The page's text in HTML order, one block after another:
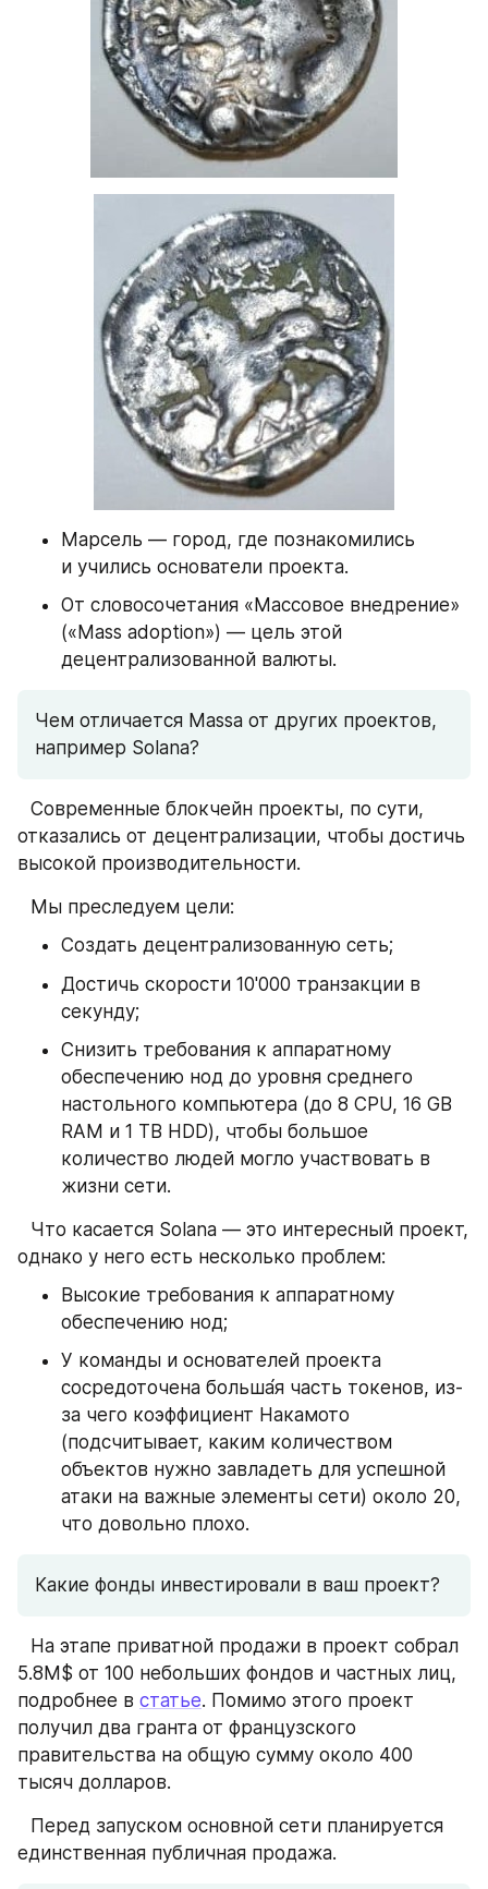
Марсель — город, где познакомились
и учились основатели проекта.
От словосочетания «Массовое внедрение»
(«Mass adoption») — цель этой
децентрализованной валюты.
Чем отличается Massa от других проектов,
например Solana?
⠀Современные блокчейн проекты, по сути,
отказались от децентрализации, чтобы достичь
высокой производительности.
⠀Мы преследуем цели:
Создать децентрализованную сеть;
Достичь скорости 10'000 транзакции в
секунду;
Снизить требования к аппаратному
обеспечению нод до уровня среднего
настольного компьютера (до 8 CPU, 16 GB
RAM и 1 TB HDD), чтобы большое
количество людей могло участвовать в
жизни сети.
⠀Что касается Solana — это интересный проект,
однако у него есть несколько проблем:
Высокие требования к аппаратному
обеспечению нод;
У команды и основателей проекта
сосредоточена больша́я часть токенов, из-
за чего коэффициент Накамото
(подсчитывает, каким количеством
объектов нужно завладеть для успешной
атаки на важные элементы сети) около 20,
что довольно плохо.
Какие фонды инвестировали в ваш проект?
⠀На этапе приватной продажи в проект собрал
5.8М$ от 100 небольших фондов и частных лиц,
подробнее в статье. Помимо этого проект
получил два гранта от французского
правительства на общую сумму около 400
тысяч долларов.
⠀Перед запуском основной сети планируется
единственная публичная продажа.